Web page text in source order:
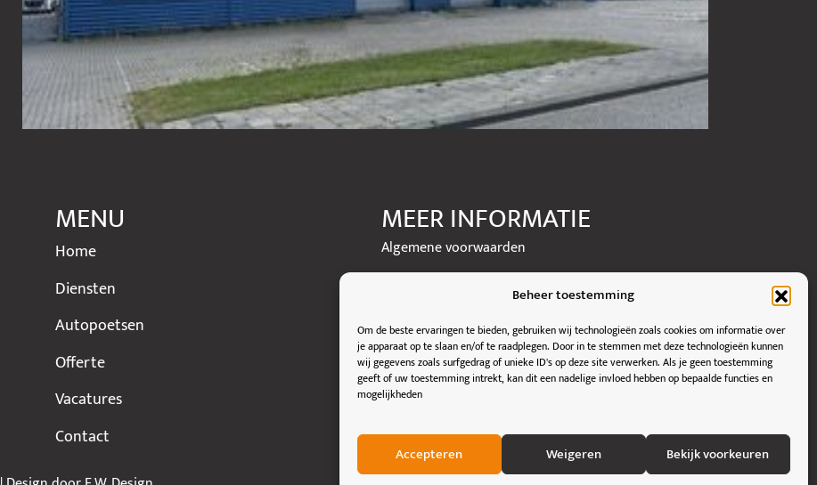
Beheer toestemming
Om de beste ervaringen te bieden, gebruiken wij technologieën zoals cookies om informatie over
je apparaat op te slaan en/of te raadplegen. Door in te stemmen met deze technologieën kunnen
wij gegevens zoals surfgedrag of unieke ID's op deze site verwerken. Als je geen toestemming
geeft of uw toestemming intrekt, kan dit een nadelige invloed hebben op bepaalde functies en
mogelijkheden
Accepteren Weigeren Bekijk voorkeuren
MENU
Home
Diensten
Autopoetsen
Offerte
Vacatures
Contact
MEER INFORMATIE
Algemene voorwaarden